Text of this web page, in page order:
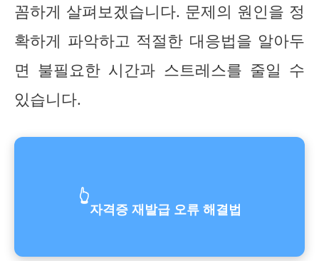
꼼하게 살펴보겠습니다. 문제의 원인을 정
확하게 파악하고 적절한 대응법을 알아두
면 불필요한 시간과 스트레스를 줄일 수
있습니다.
👆
자격증 재발급 오류 해결법